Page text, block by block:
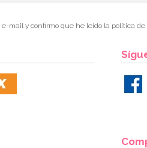
y confirmo que he leído la política de